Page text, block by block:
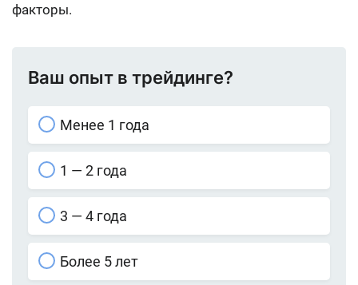
факторы.
Ваш опыт в трейдинге?
Менее 1 года
1 — 2 года
3 — 4 года
Более 5 лет